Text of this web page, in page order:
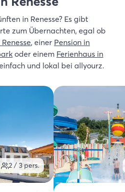
in Renesse? Es gibt
zum Übernachten, egal ob
, einer Pension in
oder einem Ferienhaus in
und lokal bei allyourz.
2 / 3 pers.